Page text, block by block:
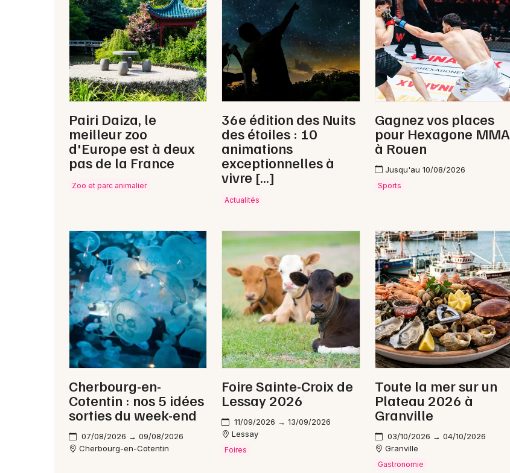
Newsletter des sorties
Artistes en tournée
Actus à Carentan-les-Marais
Magazine à Carentan-les-Marais
50 - Manche
Choisir mes départements
Mon email
Je m'abonne
Pairi Daiza, le
meilleur zoo
d'Europe est à deux
pas de la France
Zoo et parc animalier
36e édition des Nuits
des étoiles : 10
animations
exceptionnelles à
vivre […]
Actualités
Gagnez vos places
pour Hexagone MMA
à Rouen
Jusqu'au 10/08/2026
Sports
Cherbourg-en-
Cotentin : nos 5 idées
sorties du week-end
07/08/2026 → 09/08/2026
Cherbourg-en-Cotentin
Foire Sainte-Croix de
Lessay 2026
11/09/2026 → 13/09/2026
Lessay
Foires
Toute la mer sur un
Plateau 2026 à
Granville
03/10/2026 → 04/10/2026
Granville
Gastronomie